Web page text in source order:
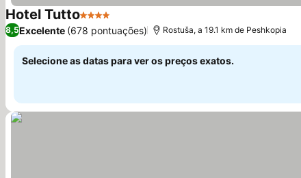
Hotel Tutto4 Estrelas
8,5Excelente (678 pontuações) Rostuša, a 19.1 km de Peshkopia
Selecione as datas para ver os preços exatos.